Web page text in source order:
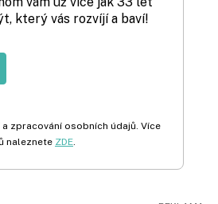
který vás rozvíjí a baví!
zpracování osobních údajů. Více
naleznete ZDE.